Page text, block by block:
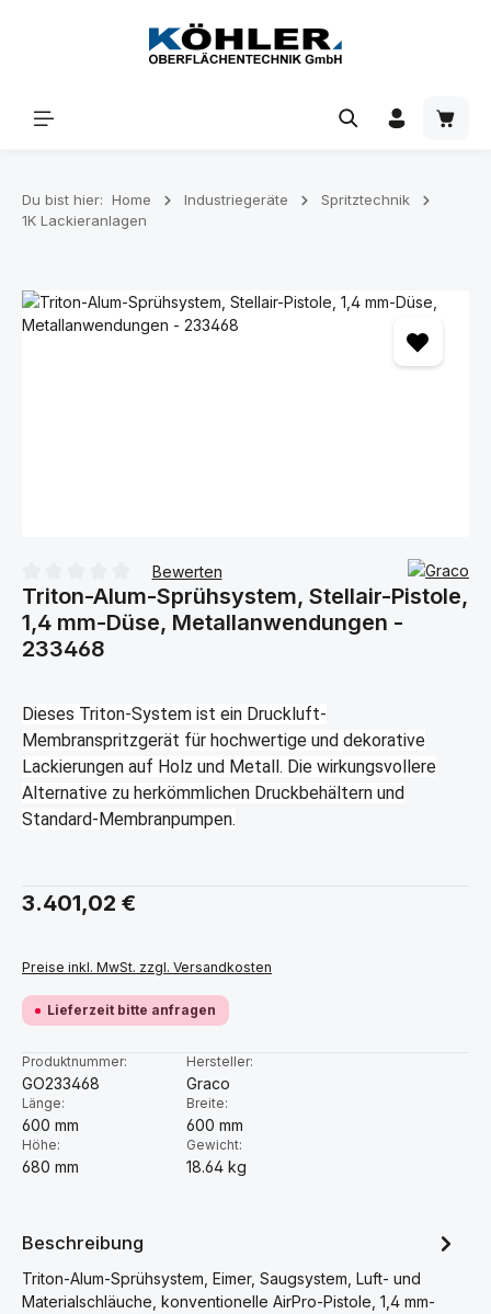
Zum Hauptinhalt springen
Du bist hier: Home Industriegeräte
Spritztechnik
1K Lackieranlagen
Bildergalerie überspringen
Durchschnittliche Bewertung von 0 von 5 Sternen
Bewerten
Triton-Alum-Sprühsystem, Stellair-Pistole,
1,4 mm-Düse, Metallanwendungen -
233468
Dieses Triton-System ist ein Druckluft-
Membranspritzgerät für hochwertige und dekorative
Lackierungen auf Holz und Metall. Die wirkungsvollere
Alternative zu herkömmlichen Druckbehältern und
Standard-Membranpumpen.
Regulärer Preis:
3.401,02 €
Preise inkl. MwSt. zzgl. Versandkosten
Lieferzeit bitte anfragen
Produktnummer:
GO233468
Hersteller:
Graco
Länge:
600 mm
Breite:
600 mm
Höhe:
680 mm
Gewicht:
18.64 kg
Beschreibung
Triton-Alum-Sprühsystem, Eimer, Saugsystem, Luft- und
Materialschläuche, konventionelle AirPro-Pistole, 1,4 mm-